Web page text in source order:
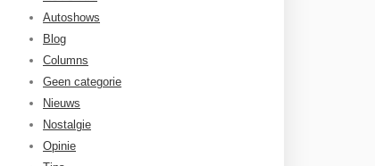
Autoshows
Blog
Columns
Geen categorie
Nieuws
Nostalgie
Opinie